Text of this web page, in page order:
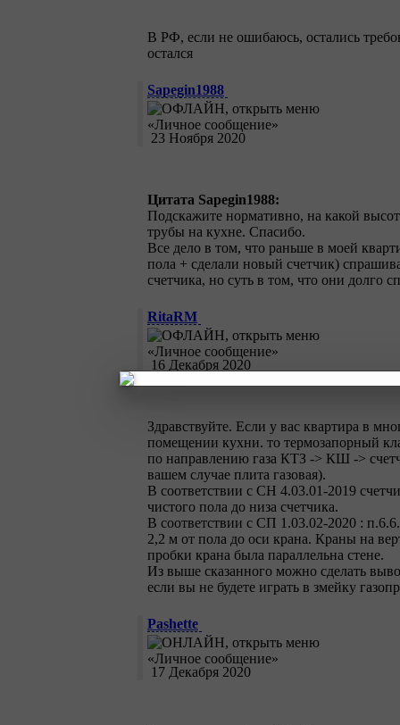
В РФ, если не ошибаюсь, остались
остался
Sapegin1988
23 Ноября 2020
Цитата Sapegin1988:
Подскажите нормативно, на какой
трубы на кухне. Спасибо.
Все дело в том, что раньше в моей
пола + сделали новый счетчик)
счетчика, но суть в том, что они долго
RitaRM
16 Декабря 2020
Здравствуйте. Если у вас квартира в
помещении кухни. то термозапорный
по направлению газа КТЗ -> КШ ->
вашем случае плита газовая).
В соответствии с СН 4.03.01-2019
чистого пола до низа счетчика.
В соответствии с СП 1.03.02-2020 :
2,2 м от пола до оси крана. Краны на
пробки крана была параллельна стене.
Из выше сказанного можно сделать
если вы не будете играть в змейку
Pashette
17 Декабря 2020